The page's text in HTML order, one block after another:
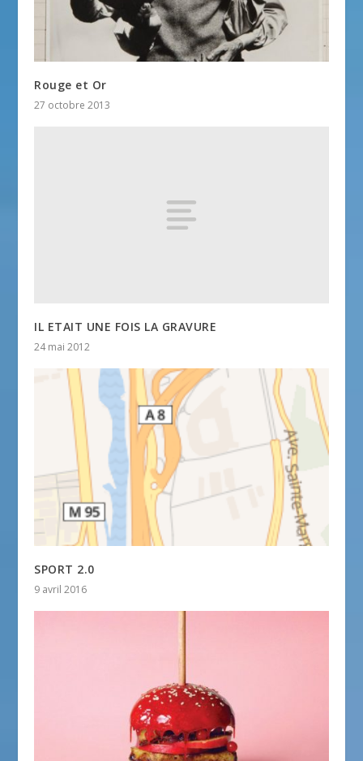
Rouge et Or
27 octobre 2013
IL ETAIT UNE FOIS LA GRAVURE
24 mai 2012
SPORT 2.0
9 avril 2016